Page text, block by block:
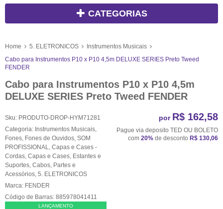
CATEGORIAS
Home 5. ELETRONICOS
Instrumentos Musicais
Cabo para Instrumentos P10 x P10 4,5m DELUXE SERIES Preto Tweed
FENDER
Cabo para Instrumentos P10 x P10 4,5m
DELUXE SERIES Preto Tweed FENDER
Sku: PRODUTO-DROP-HYM71281
Categoria: Instrumentos Musicais
Fones Fones de Ouvidos SOM
PROFISSIONAL
Capas e Cases -
Cordas Capas e Cases Estantes e
Suportes Cabos Partes e
Acessórios 5. ELETRONICOS
Marca: FENDER
Código de Barras: 885978041411
LANÇAMENTO
por R$ 162,58
Pague via deposito TED OU BOLETO
com 20% de desconto R$ 130,06